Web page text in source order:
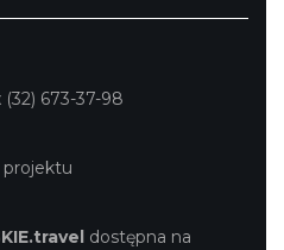
673-37-98
projektu
dostępna na